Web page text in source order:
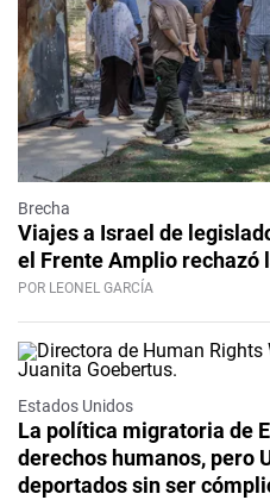
Brecha
Viajes a Israel de
el Frente Amplio rechazó
POR LEONEL GARCÍA
Estados Unidos
La política migratoria de
derechos humanos, pero
deportados sin ser